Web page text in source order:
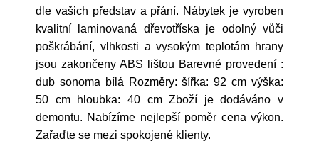
dle vašich představ a přání. Nábytek je vyroben
kvalitní laminovaná dřevotříska je odolný vůči
poškrábání, vlhkosti a vysokým teplotám hrany
jsou zakončeny ABS lištou Barevné provedení :
dub sonoma bílá Rozměry: šířka: 92 cm výška:
50 cm hloubka: 40 cm Zboží je dodáváno v
demontu. Nabízíme nejlepší poměr cena výkon.
Zařaďte se mezi spokojené klienty.